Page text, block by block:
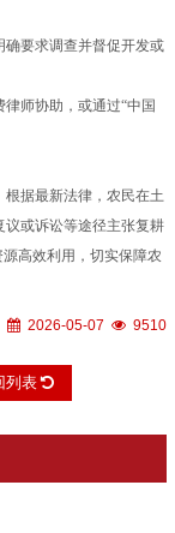
要求调查并督促开发或
师协助，或通过“中国
据最新法律，农民在土
或诉讼等途径主张复耕
高效利用，切实保障农
2026-05-07 9510
列表